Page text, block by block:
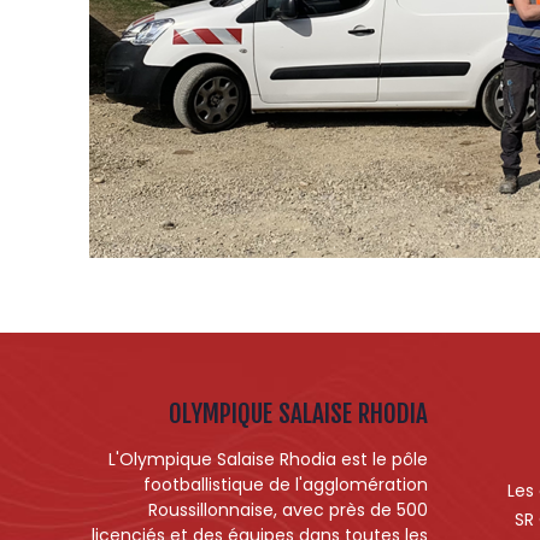
OLYMPIQUE SALAISE RHODIA
L'Olympique Salaise Rhodia est le pôle
footballistique de l'agglomération
Roussillonnaise, avec près de 500
licenciés et des équipes dans toutes les